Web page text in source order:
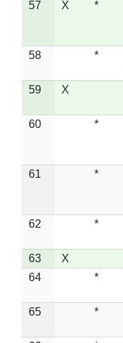
57 X *
58 *
59 X
60 *
61 *
62 *
63 X
64
*
65 *